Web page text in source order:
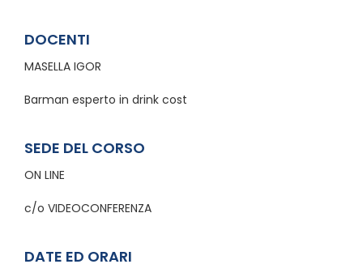
DOCENTI
MASELLA IGOR
Barman esperto in drink cost
SEDE DEL CORSO
ON LINE
c/o VIDEOCONFERENZA
DATE ED ORARI